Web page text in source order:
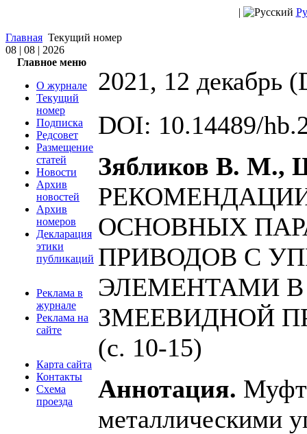
|
Главная Текущий номер
08 | 08 | 2026
Главное меню
О журнале
Текущий
номер
Подписка
Редсовет
Размещение
статей
Новости
Архив
новостей
Архив
номеров
Декларация
этики
публикаций
Реклама в
журнале
Реклама на
сайте
Карта сайта
Контакты
Схема
проезда
2021, 12 декабрь
DOI: 10.14489/
Зябликов В. М.,
ОСНОВНЫХ
ПРИВОДОВ С
ЭЛЕМЕНТАМИ
ЗМЕЕВИДНОЙ
(c. 10-15)
Аннотация.
металлическими